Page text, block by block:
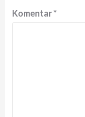
Komentar*